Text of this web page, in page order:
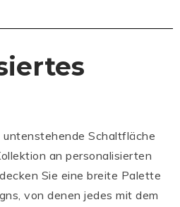
untenstehende Schaltfläche
an personalisierten
Sie eine breite Palette
von denen jedes mit dem